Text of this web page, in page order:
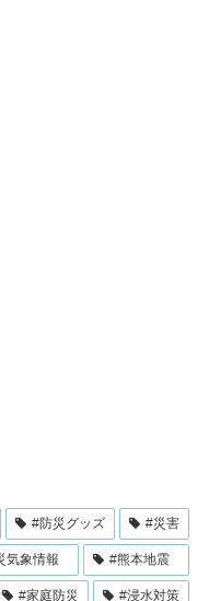
#防災グッズ #災害
気象情報 #熊本地震
#家庭防災 #浸水対策